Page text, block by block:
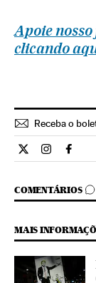
Apoie
clicando
Receba o
Internacional
COMENTÁRIOS
MAIS